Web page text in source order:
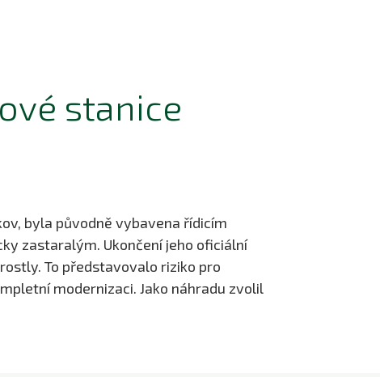
stanice
byla původně vybavena řídicím
zastaralým. Ukončení jeho oficiální
To představovalo riziko pro
modernizaci. Jako náhradu zvolil